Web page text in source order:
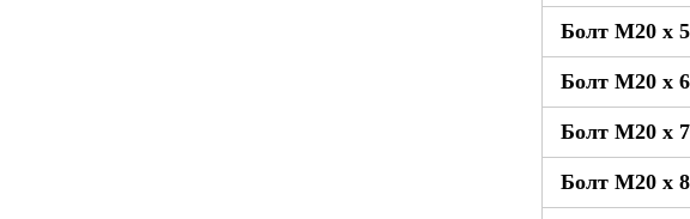
Болт М20 x
Болт М20 x
Болт М20 x
Болт М20 x